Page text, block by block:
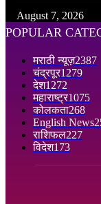
August 7, 2026
POPULAR
मराठी न्यूज़2387
चंद्रपूर1279
देश1272
महाराष्ट्र1075
कोलकता268
English News
राशिफल227
विदेश173